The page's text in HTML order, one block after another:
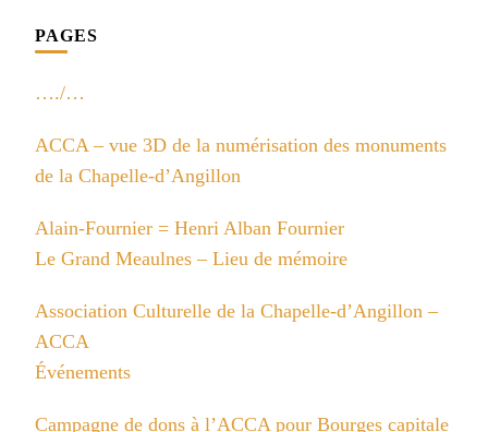
PAGES
…./…
ACCA – vue 3D de la numérisation des monuments
de la Chapelle-d’Angillon
Alain-Fournier = Henri Alban Fournier
Le Grand Meaulnes – Lieu de mémoire
Association Culturelle de la Chapelle-d’Angillon –
ACCA
Événements
Campagne de dons à l’ACCA pour Bourges capitale